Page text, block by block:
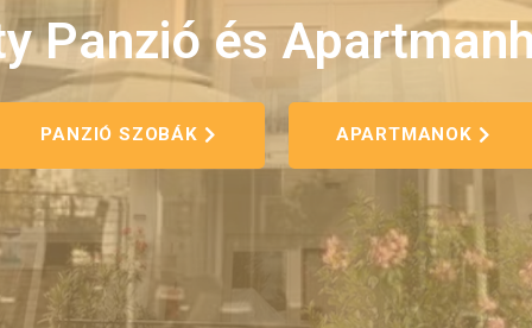
Panzió és
PANZIÓ SZOBÁK APARTMANOK